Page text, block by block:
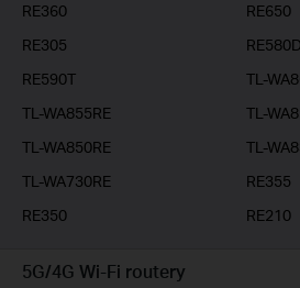
RE360
RE650
RE305
RE580D
RE590T
TL-
TL-WA855RE
TL-
TL-WA850RE
TL-
TL-WA730RE
RE355
RE350
RE210
5G/4G Wi-Fi routery